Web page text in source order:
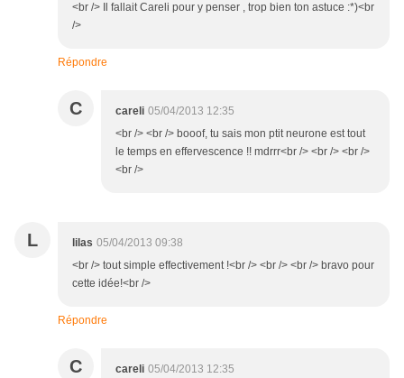
<br /> Il fallait Careli pour y penser , trop bien ton astuce :*)<br
/>
Répondre
C careli 05/04/2013 12:35
<br /> <br /> booof, tu sais mon ptit neurone est tout
le temps en effervescence !! mdrrr<br /> <br /> <br />
<br />
L lilas 05/04/2013 09:38
<br /> tout simple effectivement !<br /> <br /> <br /> bravo pour
cette idée!<br />
Répondre
C careli 05/04/2013 12:35